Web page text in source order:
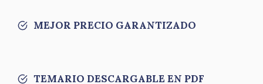
MEJOR PRECIO GARANTIZADO
TEMARIO DESCARGABLE EN PDF